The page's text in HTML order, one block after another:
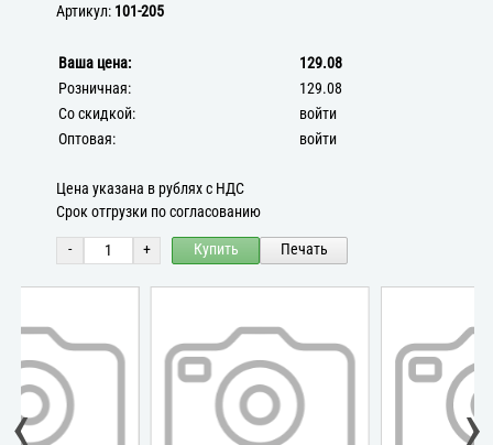
Артикул: 101-205
Ваша цена:
129.08
Розничная:
129.08
Со скидкой:
войти
Оптовая:
войти
Цена указана в рублях с НДС
Срок отгрузки по согласованию
- + Купить Печать
‹ ›